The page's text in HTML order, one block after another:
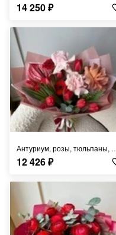
14 250₽
Антуриум, розы, тюльпаны, мини-герберы
12 426₽